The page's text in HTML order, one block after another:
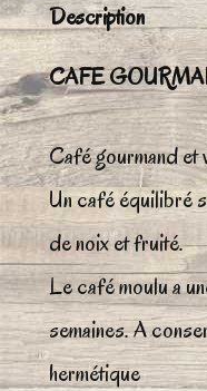
Description
CAFE
Café gourmand et
Un café équilibré
de noix et fruité.
Le café moulu a
semaines. A
hermétique